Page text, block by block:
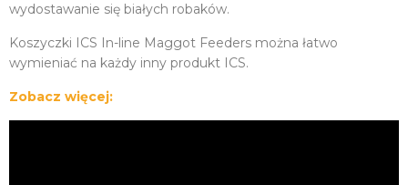
wydostawanie się białych robaków.
Koszyczki ICS In-line Maggot Feeders można łatwo
wymieniać na każdy inny produkt ICS.
Zobacz więcej: